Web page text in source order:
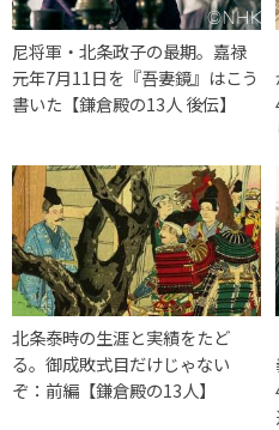
尼将軍・北条政子の最期。嘉禄
元年7月11日を『吾妻鏡』はこう
書いた【鎌倉殿の13人 後伝】
北条泰時の生涯と実績をたど
る。御成敗式目だけじゃない
ぞ：前編【鎌倉殿の13人】